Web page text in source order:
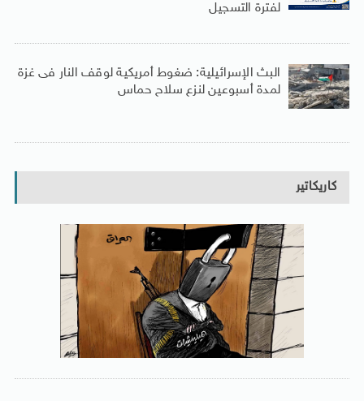
لفترة التسجيل
البث الإسرائيلية: ضغوط أمريكية لوقف النار فى غزة
لمدة أسبوعين لنزع سلاح حماس
كاريكاتير